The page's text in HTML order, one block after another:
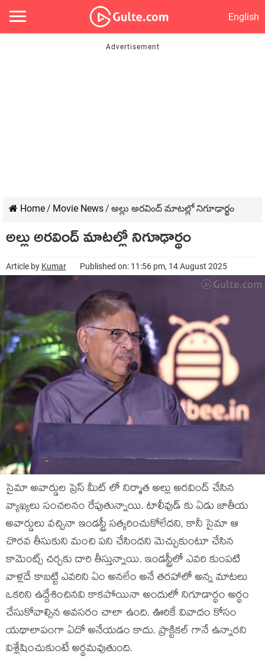
English
Home/ Movie News/ అల్లు అరవింద్ మాటల్లో నిగూఢార్థం
అల్లు అరవింద్ మాటల్లో నిగూఢార్థం
Article by Kumar Published on: 11:56 pm, 14 August 2025
సైమా అవార్డుల ప్రెస్ మీట్ లో నిర్మాత అల్లు అరవింద్ చేసిన
వ్యాఖ్యలు సంచలనం రేపుతున్నాయి. టాలీవుడ్ కు ఏడు జాతీయ
అవార్డులు వచ్చినా ఇండస్ట్రీ సత్కరించుకోలేదని, కానీ సైమా ఆ
చొరవ తీసుకుని మంచి పని చేసిందని మెచ్చుకుంటూ చేసిన
కామెంట్స్ చర్చకు దారి తీస్తున్నాయి. ఇండస్ట్రీలో ఎవరి కుంపటి
వాళ్లదే కాబట్టి ఎవరిని ఏం అనలేం అనే తరహాలో అన్న మాటలు
ఒకరిని ఉద్దేశించినవి కాకపోయినా అందులో నిగూడార్థం అర్థం
చేసుకోవాల్సిన అవసరం చాలా ఉంది. ఊరికే వివాదం కోసం
యథాలాపంగా ఏదో అనేయడం కాదు. ప్రాక్టికల్ గానే ఉన్నారని
విశ్లేషించుకుంటే అర్థమవుతుంది.